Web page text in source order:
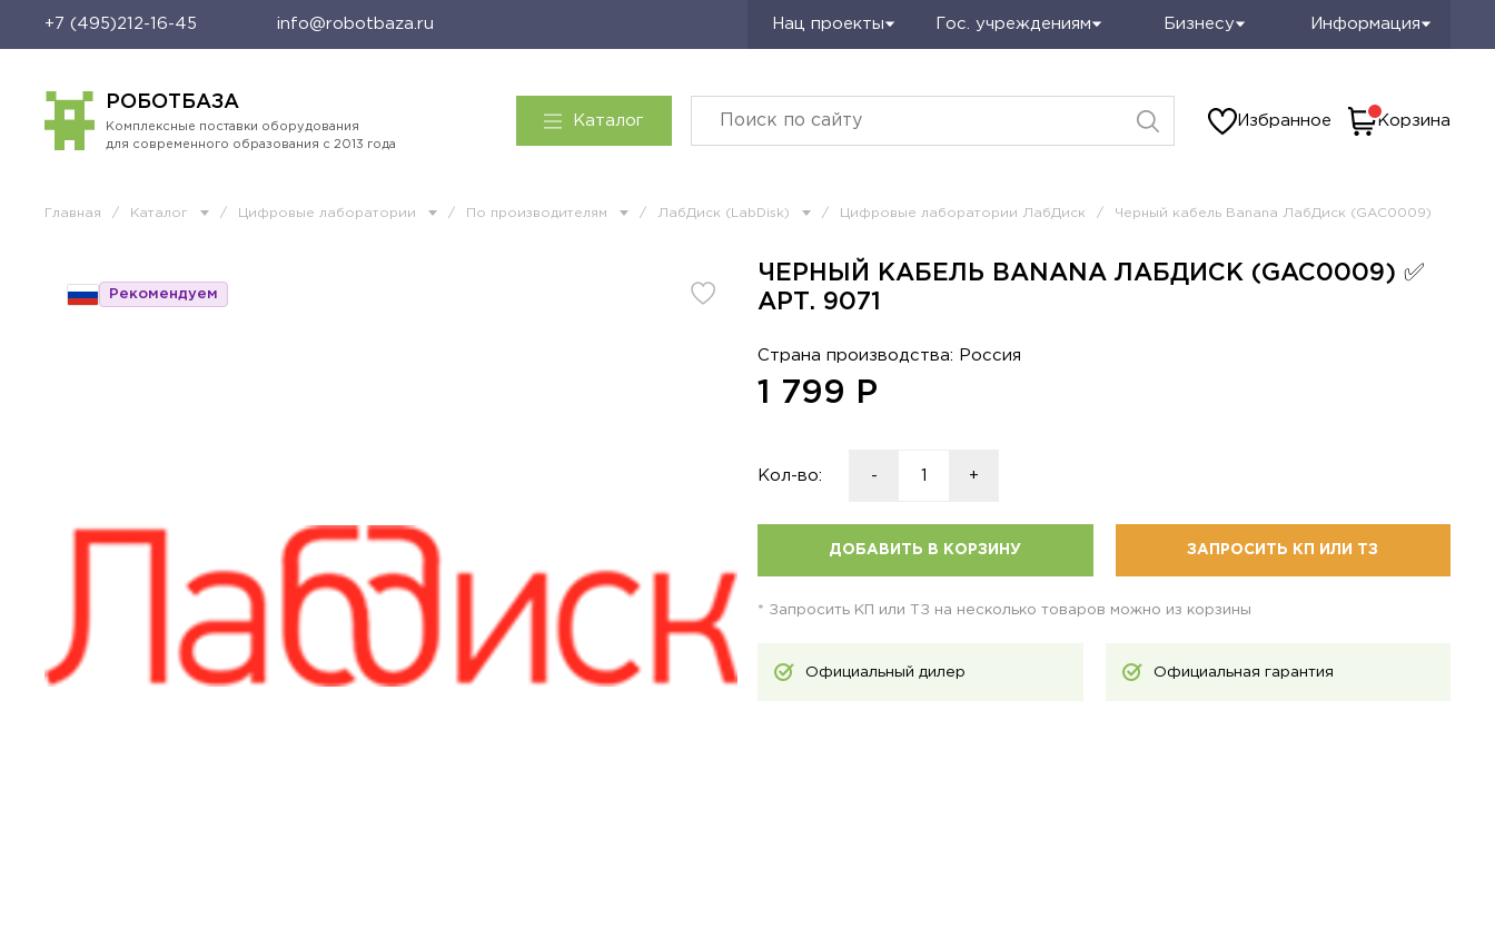
+7 (495)212-16-45 info@robotbaza.ru Нац проекты Гос. учреждениям Бизнесу Информация
РОБОТБАЗА
Комплексные поставки оборудования
для современного образования с 2013 года
Каталог Избранное Корзина
Главная / Каталог / Цифровые лаборатории / По производителям / ЛабДиск (LabDisk) / Цифровые лаборатории ЛабДиск / Черный кабель Banana ЛабДиск (GAC0009)
Рекомендуем
ЧЕРНЫЙ КАБЕЛЬ BANANA ЛАБДИСК (GAC0009) ✅
АРТ. 9071
Страна производства: Россия
1 799 Р
Кол-во: - +
ДОБАВИТЬ В КОРЗИНУ ЗАПРОСИТЬ КП ИЛИ ТЗ
* Запросить КП или ТЗ на несколько товаров можно из корзины
Официальный дилер Официальная гарантия